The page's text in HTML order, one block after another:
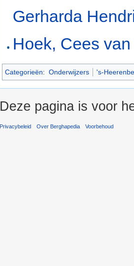
Gerharda
Hoek, Cees
Categorieën: Onderwijzers 's-
Deze pagina is voor
Privacybeleid Over Berghapedia Voorbehoud